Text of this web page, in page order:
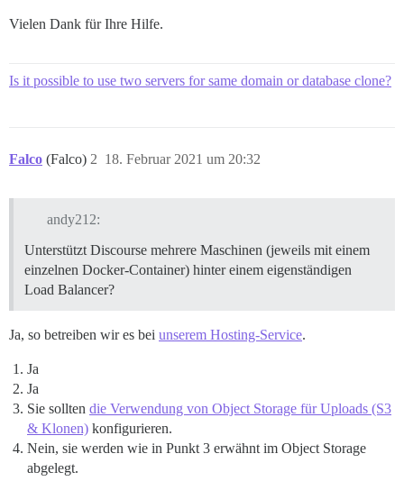
Vielen Dank für Ihre Hilfe.
Is it possible to use two servers for same domain or database clone?
Falco (Falco) 18. Februar 2021 um 20:32
2
andy212:
Unterstützt Discourse mehrere Maschinen (jeweils mit einem
einzelnen Docker-Container) hinter einem eigenständigen
Load Balancer?
Ja, so betreiben wir es bei unserem Hosting-Service.
Ja
Ja
Sie sollten die Verwendung von Object Storage für Uploads (S3
& Klonen) konfigurieren.
Nein, sie werden wie in Punkt 3 erwähnt im Object Storage
abgelegt.